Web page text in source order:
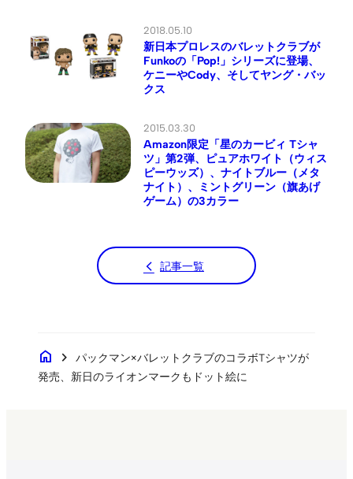
2018.05.10
新日本プロレスのバレットクラブが
Funkoの「Pop!」シリーズに登場、
ケニーやCody、そしてヤング・バッ
クス
2015.03.30
Amazon限定「星のカービィ Tシャ
ツ」第2弾、ピュアホワイト（ウィス
ピーウッズ）、ナイトブルー（メタ
ナイト）、ミントグリーン（旗あげ
ゲーム）の3カラー
記事一覧
home chevron_right
パックマン×バレットクラブのコラボTシャツが
発売、新日のライオンマークもドット絵に